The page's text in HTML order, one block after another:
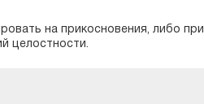
на прикосновения, либо при
целостности.